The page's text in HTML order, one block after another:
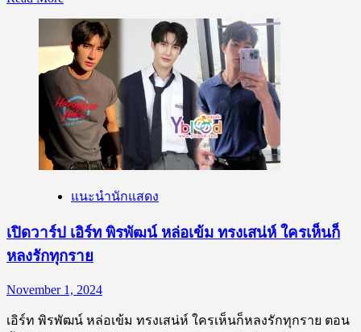
about
เปิด
วาร์
เกรท
สพล
หนุ่ม
หล่อ
ขวัญใจ
วาย
แนะนำนักแสดง
เปิดวาร์ป เอิร์ท พิรพัฒน์ หล่อเข้ม ทรงเสน่ห์ ใครเห็นก็
หลงรักทุกราย
November 1, 2024
เอิร์ท พิรพัฒน์ หล่อเข้ม ทรงเสน่ห์ ใครเห็นก็หลงรักทุกราย ตอน